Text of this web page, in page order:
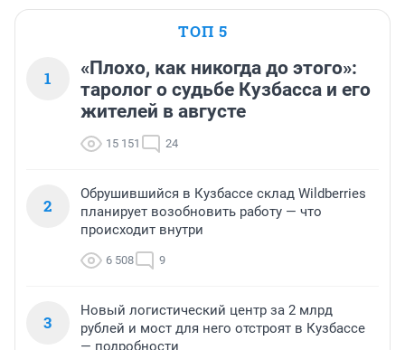
ТОП 5
1
«Плохо, как никогда до этого»:
таролог о судьбе Кузбасса и его
жителей в августе
15 151 24
2
Обрушившийся в Кузбассе склад Wildberries
планирует возобновить работу — что
происходит внутри
6 508 9
3
Новый логистический центр за 2 млрд
рублей и мост для него отстроят в Кузбассе
— подробности